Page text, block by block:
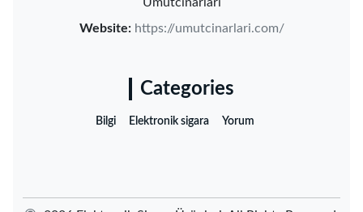
Umutcinarlari
Website: https://umutcinarlari.com/
Categories
Bilgi Elektronik sigara Yorum